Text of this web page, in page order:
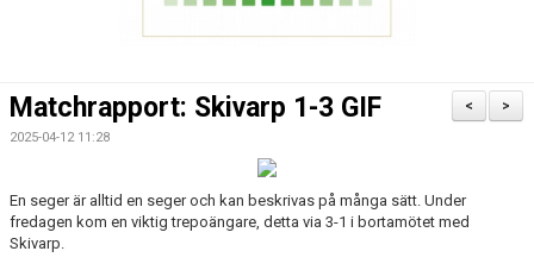
TRUPPEN
MATCHER
>
<
Matchrapport: Skivarp 1-3 GIF
2025-04-12 11:28
En seger är alltid en seger och kan beskrivas på många sätt. Under
fredagen kom en viktig trepoängare, detta via 3-1 i bortamötet med
Skivarp.